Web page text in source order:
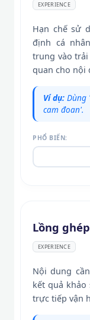
EXPERIENCE
Hạn chế sử
định cá
trung vào
quan cho nội
Ví dụ: Dùng
cam đoan'.
PHỔ BIẾN:
Lồng
EXPERIENCE
Nội dung
kết quả
trực tiếp vận